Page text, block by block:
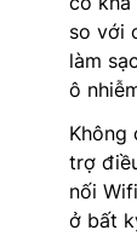
so với
làm
ô
Không
trợ
nối
ở bất